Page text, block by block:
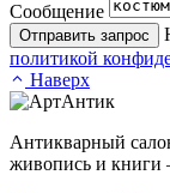
Сообщение
Отправить запрос
политикой
Наверх
Антикварный
живопись и книги